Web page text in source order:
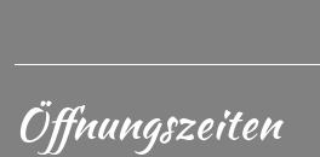
Öffnungszeiten